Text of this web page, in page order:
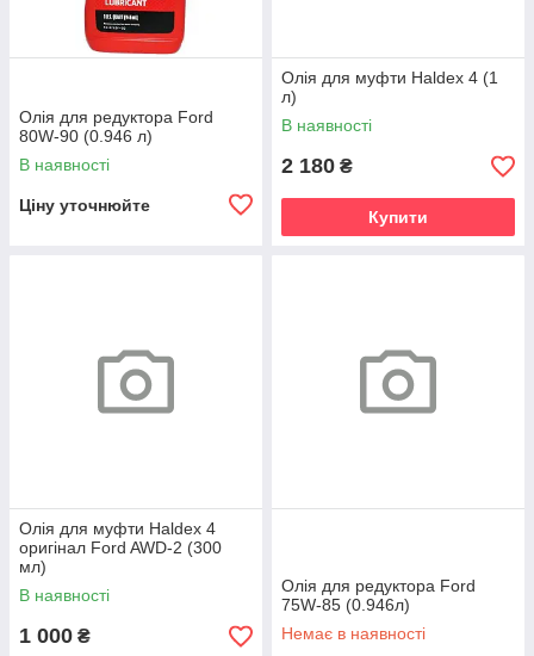
Олія для редуктора Ford
80W-90 (0.946 л)
В наявності
Ціну уточнюйте
Олія для муфти Haldex 4 (1
л)
В наявності
2 180 ₴
Купити
Олія для муфти Haldex 4
оригінал Ford AWD-2 (300
мл)
В наявності
1 000 ₴
Олія для редуктора Ford
75W-85 (0.946л)
Немає в наявності